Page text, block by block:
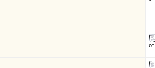
от